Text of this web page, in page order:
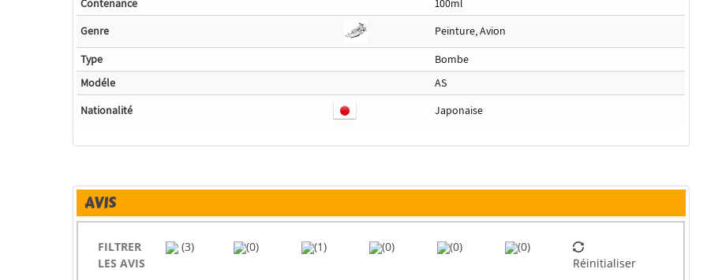
Contenance
100ml
Genre
Peinture, Avion
Type
Bombe
Modéle
AS
Nationalité
Japonaise
AVIS
FILTRER
LES AVIS
(3) (0) (1) (0) (0)
(0)
Réinitialiser